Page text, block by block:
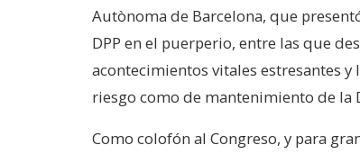
Autònoma de Barcelona, que
DPP en el puerperio, entre las que
acontecimientos vitales estresantes
riesgo como de mantenimiento de la
Como colofón al Congreso, y para